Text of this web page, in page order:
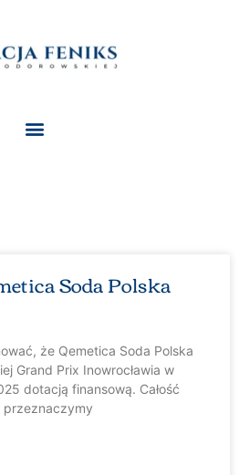
Menu
Soda Polska
że Qemetica Soda Polska
Grand Prix Inowrocławia w
dotacją finansową. Całość